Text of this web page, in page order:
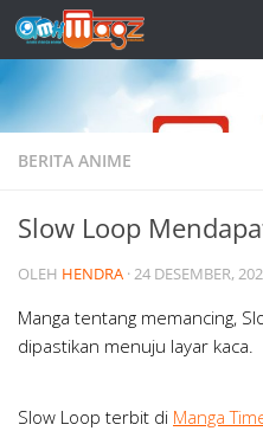
Skip to content
BERITA ANIME
Slow Loop
OLEH HENDRA ·24 DESEMBER,
Manga tentang memancing,
dipastikan menuju layar kaca.
Slow Loop terbit di Manga